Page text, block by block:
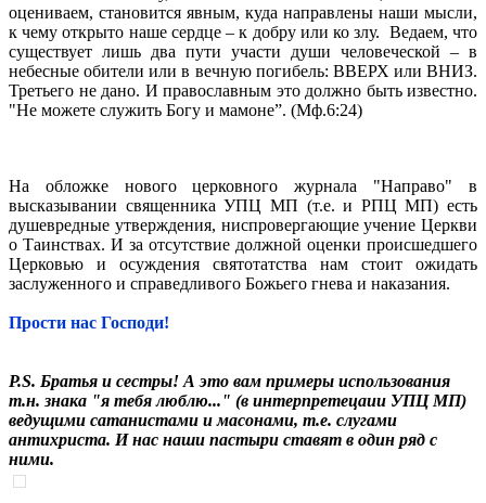
оцениваем, становится явным, куда направлены наши мысли,
к чему открыто наше сердце – к добру или ко злу. Ведаем, что
существует лишь два пути участи души человеческой – в
небесные обители или в вечную погибель: ВВЕРХ или ВНИЗ.
Третьего не дано. И православным это должно быть известно.
"Не можете служить Богу и мамоне”. (Мф.6:24)
На обложке нового церковного журнала "Направо" в
высказывании священника УПЦ МП (т.е. и РПЦ МП) есть
душевредные утверждения, ниспровергающие учение Церкви
о Таинствах. И за отсутствие должной оценки происшедшего
Церковью и осуждения святотатства нам стоит ожидать
заслуженного и справедливого Божьего гнева и наказания.
Прости нас Господи!
P.S. Братья и сестры! А это вам примеры использования
т.н. знака "я тебя люблю..." (в интерпретецаии УПЦ МП)
ведущими сатанистами и масонами, т.е. слугами
антихриста. И нас наши пастыри ставят в один ряд с
ними.